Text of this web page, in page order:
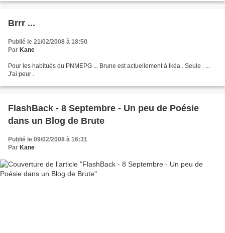
Brrr ...
Publié le 21/02/2008 à 18:50
Par Kane
Pour les habitués du PNMEPG ... Brune est actuellement à Ikéa . Seule . ...
J'ai peur .
FlashBack - 8 Septembre - Un peu de Poésie
dans un Blog de Brute
Publié le 09/02/2008 à 16:31
Par Kane